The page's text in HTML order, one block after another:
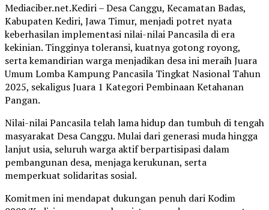
Mediaciber.net.Kediri – Desa Canggu, Kecamatan Badas,
Kabupaten Kediri, Jawa Timur, menjadi potret nyata
keberhasilan implementasi nilai-nilai Pancasila di era
kekinian. Tingginya toleransi, kuatnya gotong royong,
serta kemandirian warga menjadikan desa ini meraih Juara
Umum Lomba Kampung Pancasila Tingkat Nasional Tahun
2025, sekaligus Juara 1 Kategori Pembinaan Ketahanan
Pangan.
Nilai-nilai Pancasila telah lama hidup dan tumbuh di tengah
masyarakat Desa Canggu. Mulai dari generasi muda hingga
lanjut usia, seluruh warga aktif berpartisipasi dalam
pembangunan desa, menjaga kerukunan, serta
memperkuat solidaritas sosial.
Komitmen ini mendapat dukungan penuh dari Kodim